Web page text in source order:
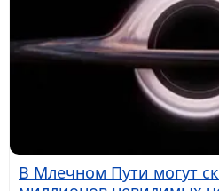
В Млечном Пути могут